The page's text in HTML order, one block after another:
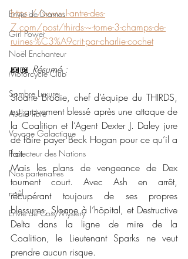
Envie de Drames
Girl Power
Noël Enchanteur
Motorcycle Club
Sombre Luxure
Audio libre
Voyage Galactique
Protecteur des Nations
Nos partenaires
noêl
Envie de Cosy Mystery
https://www.l-antre-des-
7.com/post/thirds-~-tome-3-champs-de-
ruines-%C3%A9crit-par-charlie-cochet
📖📖 Résumé :
Sloane Brodie, chef d’équipe du THIRDS,
est gravement blessé après une attaque de
la Coalition et l’Agent Dexter J. Daley jure
de faire payer Beck Hogan pour ce qu’il a
fait.
Mais les plans de vengeance de Dex
tournent court. Avec Ash en arrêt,
récupérant toujours de ses propres
blessures, Sloane à l’hôpital, et Destructive
Delta dans la ligne de mire de la
Coalition, le Lieutenant Sparks ne veut
prendre aucun risque.